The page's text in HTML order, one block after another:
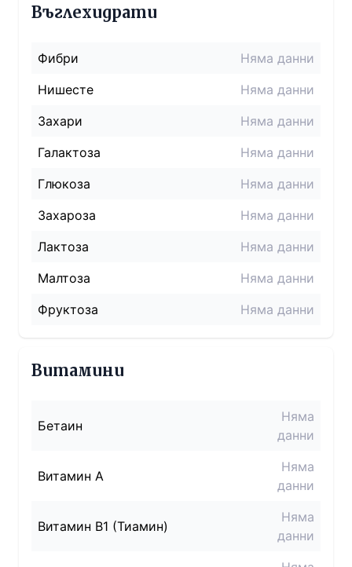
Въглехидрати
Фибри
Няма данни
Нишесте
Няма данни
Захари
Няма данни
Галактоза
Няма данни
Глюкоза
Няма данни
Захароза
Няма данни
Лактоза
Няма данни
Малтоза
Няма данни
Фруктоза
Няма данни
Витамини
Бетаин
Няма
данни
Витамин A
Няма
данни
Витамин B1 (Тиамин)
Няма
данни